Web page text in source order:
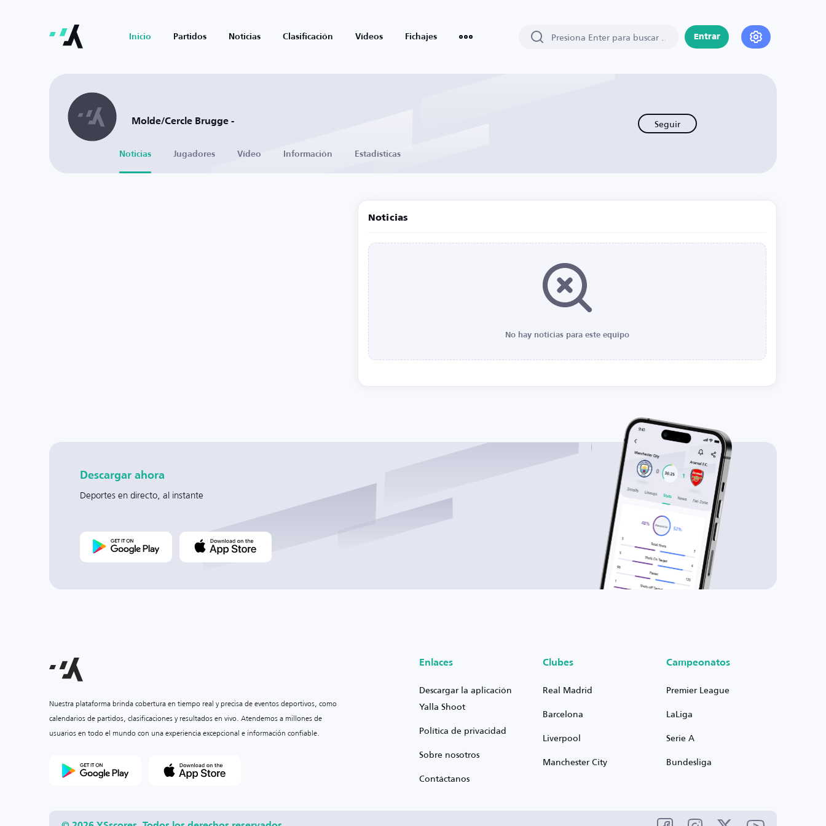
Inicio Partidos Noticias Clasificación Vídeos Fichajes Entrar
Molde/Cercle Brugge - Seguir
Noticias Jugadores Vídeo Información Estadísticas
Noticias
No hay noticias para este equipo
Descargar ahora
Deportes en directo, al instante
Nuestra plataforma brinda cobertura en tiempo real y precisa de eventos deportivos, como
calendarios de partidos, clasificaciones y resultados en vivo. Atendemos a millones de
usuarios en todo el mundo con una experiencia excepcional e información confiable.
Enlaces
Descargar la aplicación
Yalla Shoot
Política de privacidad
Sobre nosotros
Contáctanos
Clubes
Real Madrid
Barcelona
Liverpool
Manchester City
Campeonatos
Premier League
LaLiga
Serie A
Bundesliga